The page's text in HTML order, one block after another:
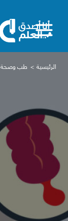
الرئيسية طب وصحة